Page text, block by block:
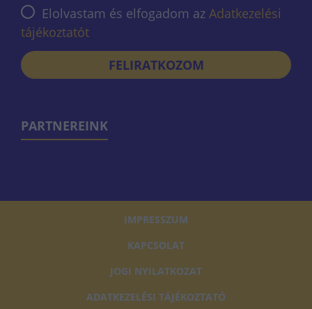
Elolvastam és elfogadom az Adatkezelési
tájékoztatót
FELIRATKOZOM
PARTNEREINK
IMPRESSZUM
KAPCSOLAT
JOGI NYILATKOZAT
ADATKEZELÉSI TÁJÉKOZTATÓ